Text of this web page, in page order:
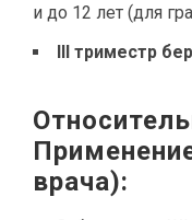
и до 12 лет (для
III триместр
врача):